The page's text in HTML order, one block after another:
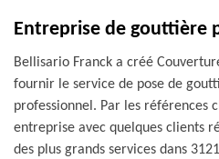
Entreprise de gouttière
Bellisario Franck a créé
fournir le service de pose de
professionnel. Par les références
entreprise avec quelques clients
des plus grands services dans